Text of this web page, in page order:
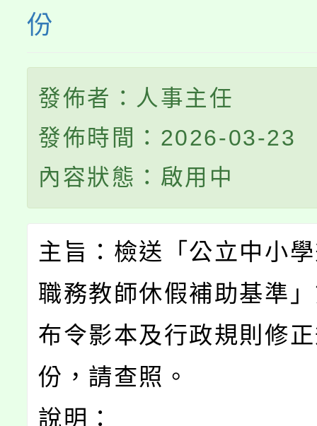
份
發佈者：人事主任
發佈時間：2026-03-23
內容狀態：啟用中
主旨：檢送「公立中小
職務教師休假補助基準
布令影本及行政規則修
份，請查照。
說明：